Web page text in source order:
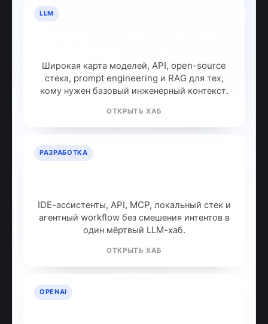
LLM
Широкая карта моделей, API, open-source
стека, prompt engineering и RAG для тех,
кому нужен базовый инженерный контекст.
ОТКРЫТЬ ХАБ
РАЗРАБОТКА
IDE-ассистенты, API, MCP, локальный стек и
агентный workflow без смешения интентов в
один мёртвый LLM-хаб.
ОТКРЫТЬ ХАБ
OPENAI